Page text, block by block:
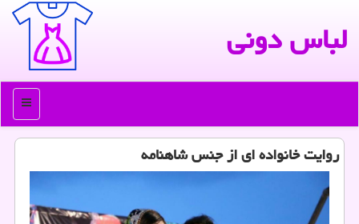
لباس دونی
منو
روایت خانواده ای از جنس شاهنامه